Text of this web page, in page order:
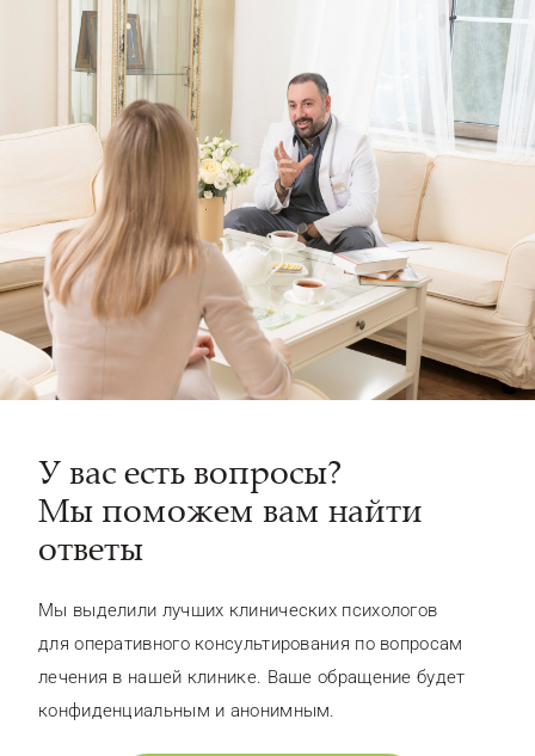
У вас есть вопросы?
Мы поможем вам найти
ответы
Мы выделили лучших клинических психологов
для оперативного консультирования по вопросам
лечения в нашей клинике. Ваше обращение будет
конфиденциальным и анонимным.